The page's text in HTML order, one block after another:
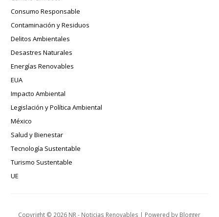
Consumo Responsable
Contaminación y Residuos
Delitos Ambientales
Desastres Naturales
Energías Renovables
EUA
Impacto Ambiental
Legislación y Política Ambiental
México
Salud y Bienestar
Tecnología Sustentable
Turismo Sustentable
UE
Copyright © 2026 NR - Noticias Renovables | Powered by Blogger